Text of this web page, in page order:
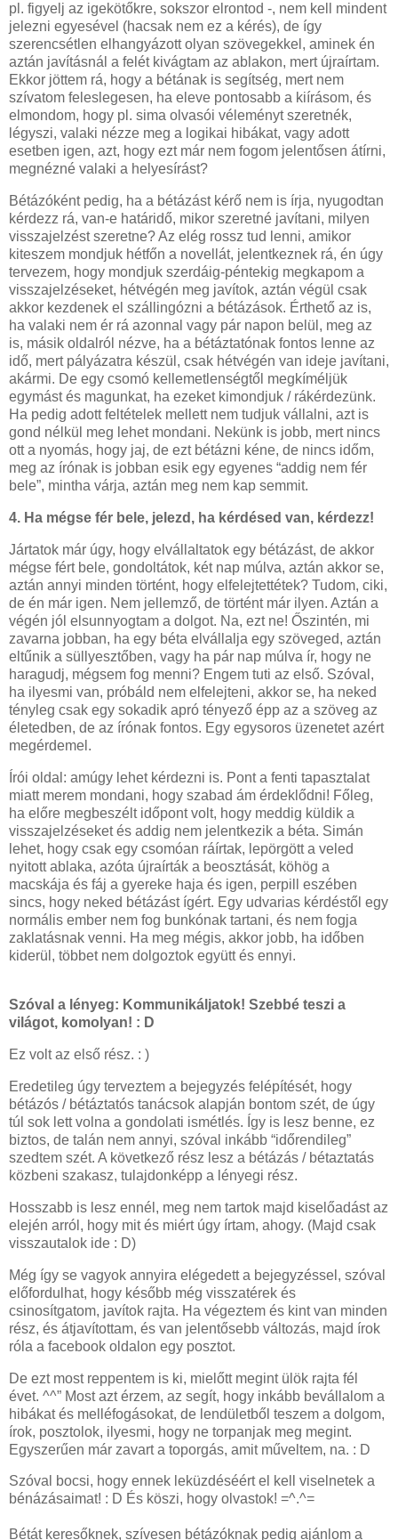
pl. figyelj az igekötőkre, sokszor elrontod -, nem kell mindent
jelezni egyesével (hacsak nem ez a kérés), de így
szerencsétlen elhangyázott olyan szövegekkel, aminek én
aztán javításnál a felét kivágtam az ablakon, mert újraírtam.
Ekkor jöttem rá, hogy a bétának is segítség, mert nem
szívatom feleslegesen, ha eleve pontosabb a kiírásom, és
elmondom, hogy pl. sima olvasói véleményt szeretnék,
légyszi, valaki nézze meg a logikai hibákat, vagy adott
esetben igen, azt, hogy ezt már nem fogom jelentősen átírni,
megnézné valaki a helyesírást?
Bétázóként pedig, ha a bétázást kérő nem is írja, nyugodtan
kérdezz rá, van-e határidő, mikor szeretné javítani, milyen
visszajelzést szeretne? Az elég rossz tud lenni, amikor
kiteszem mondjuk hétfőn a novellát, jelentkeznek rá, én úgy
tervezem, hogy mondjuk szerdáig-péntekig megkapom a
visszajelzéseket, hétvégén meg javítok, aztán végül csak
akkor kezdenek el szállingózni a bétázások. Érthető az is,
ha valaki nem ér rá azonnal vagy pár napon belül, meg az
is, másik oldalról nézve, ha a bétáztatónak fontos lenne az
idő, mert pályázatra készül, csak hétvégén van ideje javítani,
akármi. De egy csomó kellemetlenségtől megkíméljük
egymást és magunkat, ha ezeket kimondjuk / rákérdezünk.
Ha pedig adott feltételek mellett nem tudjuk vállalni, azt is
gond nélkül meg lehet mondani. Nekünk is jobb, mert nincs
ott a nyomás, hogy jaj, de ezt bétázni kéne, de nincs időm,
meg az írónak is jobban esik egy egyenes “addig nem fér
bele”, mintha várja, aztán meg nem kap semmit.
4. Ha mégse fér bele, jelezd, ha kérdésed van, kérdezz!
Jártatok már úgy, hogy elvállaltatok egy bétázást, de akkor
mégse fért bele, gondoltátok, két nap múlva, aztán akkor se,
aztán annyi minden történt, hogy elfelejtettétek? Tudom, ciki,
de én már igen. Nem jellemző, de történt már ilyen. Aztán a
végén jól elsunnyogtam a dolgot. Na, ezt ne! Őszintén, mi
zavarna jobban, ha egy béta elvállalja egy szöveged, aztán
eltűnik a süllyesztőben, vagy ha pár nap múlva ír, hogy ne
haragudj, mégsem fog menni? Engem tuti az első. Szóval,
ha ilyesmi van, próbáld nem elfelejteni, akkor se, ha neked
tényleg csak egy sokadik apró tényező épp az a szöveg az
életedben, de az írónak fontos. Egy egysoros üzenetet azért
megérdemel.
Írói oldal: amúgy lehet kérdezni is. Pont a fenti tapasztalat
miatt merem mondani, hogy szabad ám érdeklődni! Főleg,
ha előre megbeszélt időpont volt, hogy meddig küldik a
visszajelzéseket és addig nem jelentkezik a béta. Simán
lehet, hogy csak egy csomóan ráírtak, lepörgött a veled
nyitott ablaka, azóta újraírták a beosztását, köhög a
macskája és fáj a gyereke haja és igen, perpill eszében
sincs, hogy neked bétázást ígért. Egy udvarias kérdéstől egy
normális ember nem fog bunkónak tartani, és nem fogja
zaklatásnak venni. Ha meg mégis, akkor jobb, ha időben
kiderül, többet nem dolgoztok együtt és ennyi.
Szóval a lényeg: Kommunikáljatok! Szebbé teszi a
világot, komolyan! : D
Ez volt az első rész. : )
Eredetileg úgy terveztem a bejegyzés felépítését, hogy
bétázós / bétáztatós tanácsok alapján bontom szét, de úgy
túl sok lett volna a gondolati ismétlés. Így is lesz benne, ez
biztos, de talán nem annyi, szóval inkább “időrendileg”
szedtem szét. A következő rész lesz a bétázás / bétaztatás
közbeni szakasz, tulajdonképp a lényegi rész.
Hosszabb is lesz ennél, meg nem tartok majd kiselőadást az
elején arról, hogy mit és miért úgy írtam, ahogy. (Majd csak
visszautalok ide : D)
Még így se vagyok annyira elégedett a bejegyzéssel, szóval
előfordulhat, hogy később még visszatérek és
csinosítgatom, javítok rajta. Ha végeztem és kint van minden
rész, és átjavítottam, és van jelentősebb változás, majd írok
róla a facebook oldalon egy posztot.
De ezt most reppentem is ki, mielőtt megint ülök rajta fél
évet. ^^” Most azt érzem, az segít, hogy inkább bevállalom a
hibákat és melléfogásokat, de lendületből teszem a dolgom,
írok, posztolok, ilyesmi, hogy ne torpanjak meg megint.
Egyszerűen már zavart a toporgás, amit műveltem, na. : D
Szóval bocsi, hogy ennek leküzdéséért el kell viselnetek a
bénázásaimat! : D És köszi, hogy olvastok! =^.^=
Bétát keresőknek, szívesen bétázóknak pedig ajánlom a